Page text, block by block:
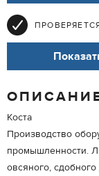
Коста
Производство
промышленности.
овсяного,